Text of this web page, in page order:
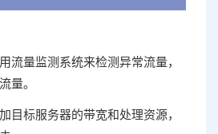
流量监测系统来检测异常流量，
量。
目标服务器的带宽和处理资源，